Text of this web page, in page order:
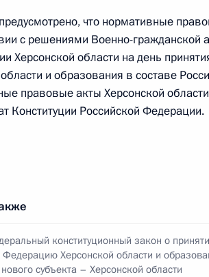
года, 10:15
о ратификации договора о
Федерацию и образовании
Федерацию и образовании
что нормативные
с решениями Военно-гражданской
Херсонской области на день
и образования в составе
правовые акты Херсонской
Конституции Российской Федерации.
конституционный закон о
Федерацию Херсонской области и
субъекта – Херсонской области